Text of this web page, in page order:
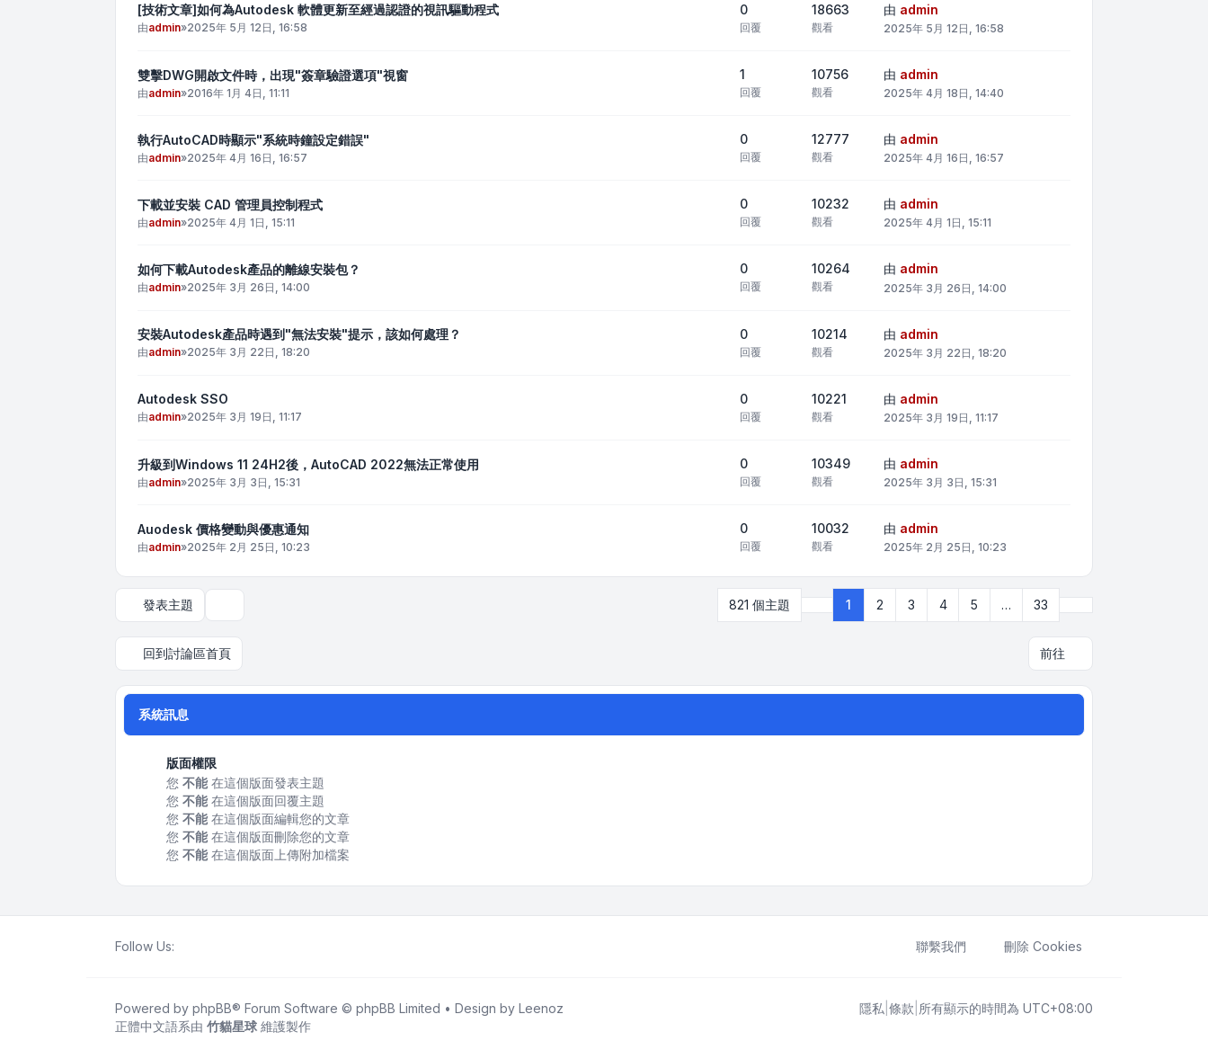
[技術文章]如何為Autodesk 軟體更新至經過認證的視訊驅動程式
由admin»2025年 5月 12日, 16:58
0
回覆
18663
觀看
由 admin
2025年 5月 12日, 16:58
雙擊DWG開啟文件時，出現"簽章驗證選項"視窗
由admin»2016年 1月 4日, 11:11
1
回覆
10756
觀看
由 admin
2025年 4月 18日, 14:40
執行AutoCAD時顯示"系統時鐘設定錯誤"
由admin»2025年 4月 16日, 16:57
0
回覆
12777
觀看
由 admin
2025年 4月 16日, 16:57
下載並安裝 CAD 管理員控制程式
由admin»2025年 4月 1日, 15:11
0
回覆
10232
觀看
由 admin
2025年 4月 1日, 15:11
如何下載Autodesk產品的離線安裝包？
由admin»2025年 3月 26日, 14:00
0
回覆
10264
觀看
由 admin
2025年 3月 26日, 14:00
安裝Autodesk產品時遇到"無法安裝"提示，該如何處理？
由admin»2025年 3月 22日, 18:20
0
回覆
10214
觀看
由 admin
2025年 3月 22日, 18:20
Autodesk SSO
由admin»2025年 3月 19日, 11:17
0
回覆
10221
觀看
由 admin
2025年 3月 19日, 11:17
升級到Windows 11 24H2後，AutoCAD 2022無法正常使用
由admin»2025年 3月 3日, 15:31
0
回覆
10349
觀看
由 admin
2025年 3月 3日, 15:31
Auodesk 價格變動與優惠通知
由admin»2025年 2月 25日, 10:23
0
回覆
10032
觀看
由 admin
2025年 2月 25日, 10:23
發表主題 821 個主題 第1 頁 (共 33 頁)
1 2 3 4 5 … 33
回到討論區首頁 前往
系統訊息
版面權限
您 不能在這個版面發表主題
您 不能在這個版面回覆主題
您 不能在這個版面編輯您的文章
您 不能在這個版面刪除您的文章
您 不能在這個版面上傳附加檔案
Follow Us: 聯繫我們 刪除 Cookies
Powered by phpBB® Forum Software © phpBB Limited • Design by Leenoz
正體中文語系由 竹貓星球 維護製作
隱私 條款 所有顯示的時間為 UTC+08:00